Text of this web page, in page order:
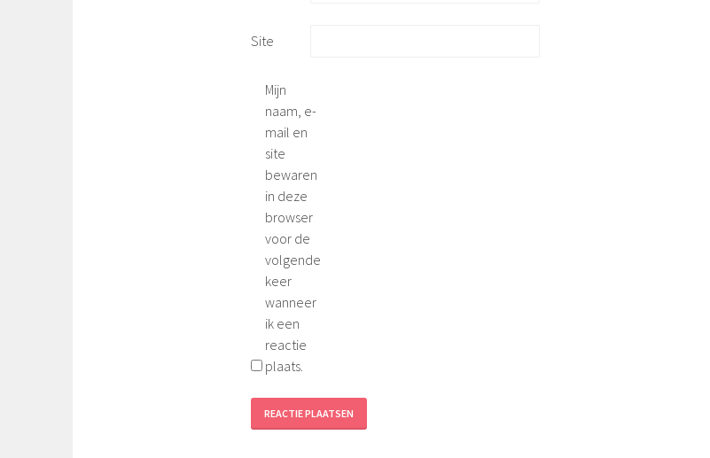
Site
Mijn
naam, e-
mail en
site
bewaren
in deze
browser
voor de
volgende
keer
wanneer
ik een
reactie
plaats.